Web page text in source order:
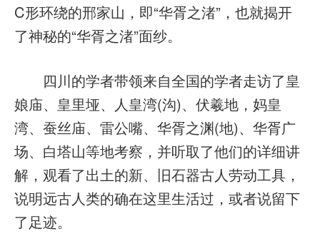
C形环绕的邢家山，即“华胥之渚”，也就揭开
了神秘的“华胥之渚”面纱。
四川的学者带领来自全国的学者走访了皇
娘庙、皇里垭、人皇湾(沟)、伏羲地，妈皇
湾、蚕丝庙、雷公嘴、华胥之渊(地)、华胥广
场、白塔山等地考察，并听取了他们的详细讲
解，观看了出土的新、旧石器古人劳动工具，
说明远古人类的确在这里生活过，或者说留下
了足迹。